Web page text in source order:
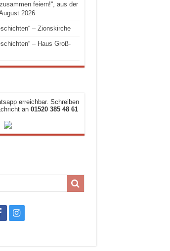
feiern!“, aus der
2026
– Zionskirche
– Haus Groß-
erreichbar. Schreiben
an 01520 385 48 61